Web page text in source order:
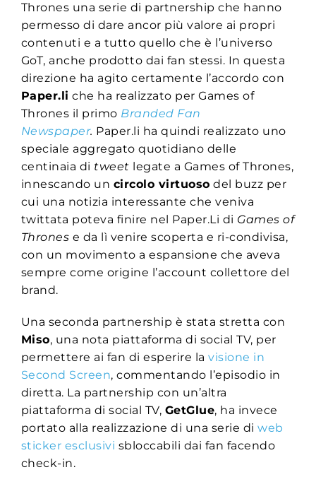
Thrones una serie di partnership che hanno
permesso di dare ancor più valore ai propri
contenuti e a tutto quello che è l’universo
GoT, anche prodotto dai fan stessi. In questa
direzione ha agito certamente l’accordo con
Paper.li che ha realizzato per Games of
Thrones il primo Branded Fan
Newspaper. Paper.li ha quindi realizzato uno
speciale aggregato quotidiano delle
centinaia di tweet legate a Games of Thrones,
innescando un circolo virtuoso del buzz per
cui una notizia interessante che veniva
twittata poteva finire nel Paper.Li di Games of
Thrones e da lì venire scoperta e ri-condivisa,
con un movimento a espansione che aveva
sempre come origine l’account collettore del
brand.
Una seconda partnership è stata stretta con
Miso, una nota piattaforma di social TV, per
permettere ai fan di esperire lavisione in
Second Screen, commentando l’episodio in
diretta. La partnership con un’altra
piattaforma di social TV, GetGlue, ha invece
portato alla realizzazione di una serie diweb
sticker esclusivi sbloccabili dai fan facendo
check-in.